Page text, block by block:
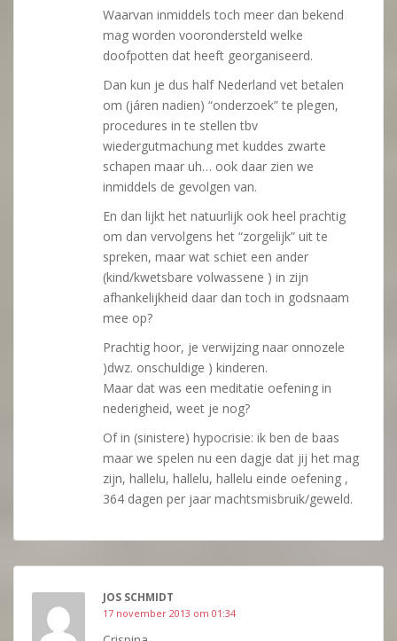
Waarvan inmiddels toch meer dan bekend
mag worden voorondersteld welke
doofpotten dat heeft georganiseerd.
Dan kun je dus half Nederland vet betalen
om (járen nadien) “onderzoek” te plegen,
procedures in te stellen tbv
wiedergutmachung met kuddes zwarte
schapen maar uh… ook daar zien we
inmiddels de gevolgen van.
En dan lijkt het natuurlijk ook heel prachtig
om dan vervolgens het “zorgelijk” uit te
spreken, maar wat schiet een ander
(kind/kwetsbare volwassene ) in zijn
afhankelijkheid daar dan toch in godsnaam
mee op?
Prachtig hoor, je verwijzing naar onnozele
)dwz. onschuldige ) kinderen.
Maar dat was een meditatie oefening in
nederigheid, weet je nog?
Of in (sinistere) hypocrisie: ik ben de baas
maar we spelen nu een dagje dat jij het mag
zijn, hallelu, hallelu, hallelu einde oefening ,
364 dagen per jaar machtsmisbruik/geweld.
JOS SCHMIDT
17 november 2013 om 01:34